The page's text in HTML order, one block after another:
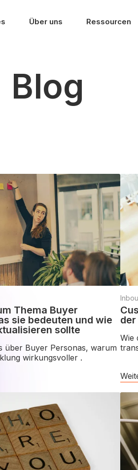
Über uns Ressourcen
Blog
Thema Buyer
sie bedeuten und wie
sollte
über Buyer Personas, warum
wirkungsvoller .
Wie